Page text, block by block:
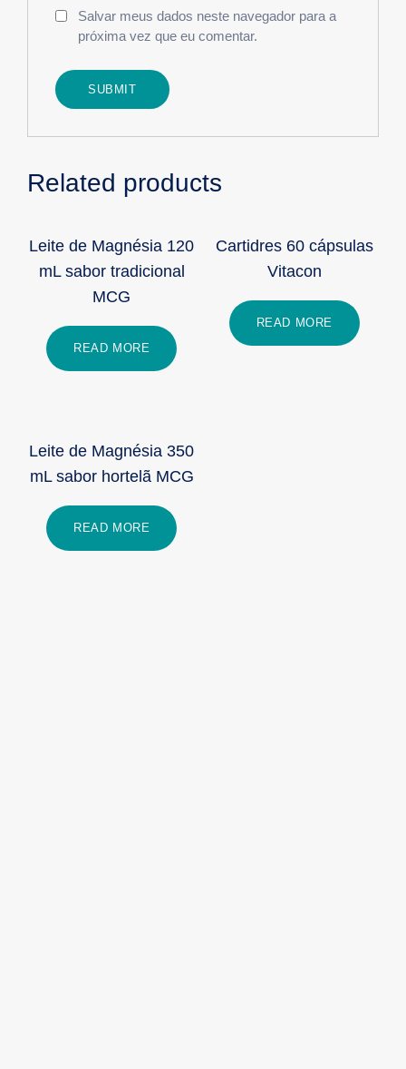
Salvar meus dados neste navegador para a
próxima vez que eu comentar.
Related products
Leite de Magnésia 120
mL sabor tradicional
MCG
READ MORE
Cartidres 60 cápsulas
Vitacon
READ MORE
Leite de Magnésia 350
mL sabor hortelã MCG
READ MORE